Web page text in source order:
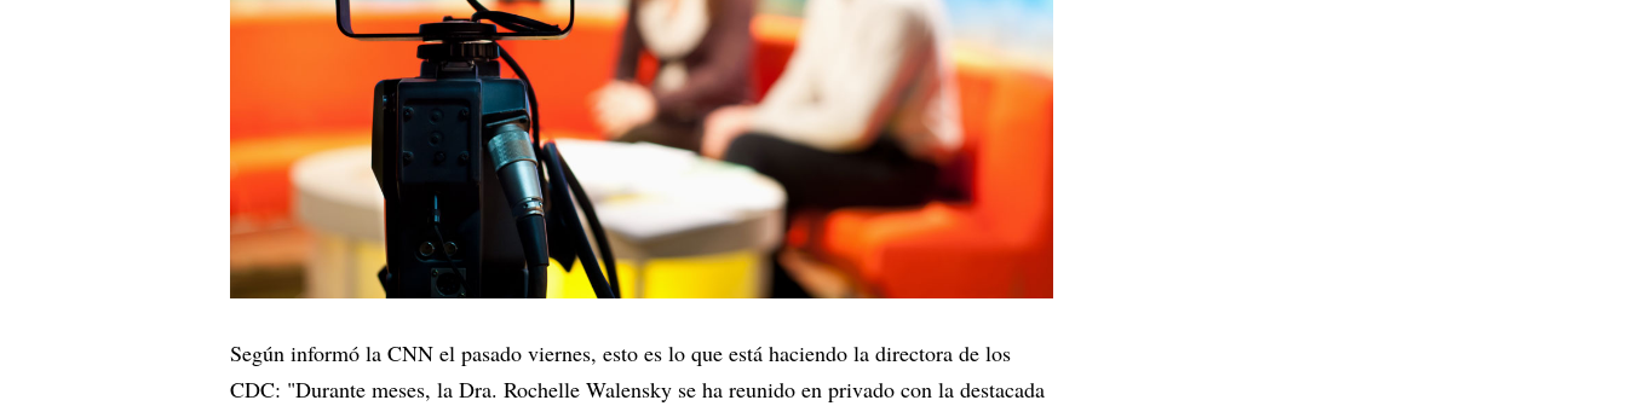
Según informó la CNN el pasado viernes, esto es lo que está haciendo la directora de los
CDC: "Durante meses, la Dra. Rochelle Walensky se ha reunido en privado con la destacada